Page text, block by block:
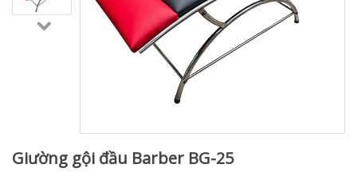
Giường gội đầu Barber BG-25